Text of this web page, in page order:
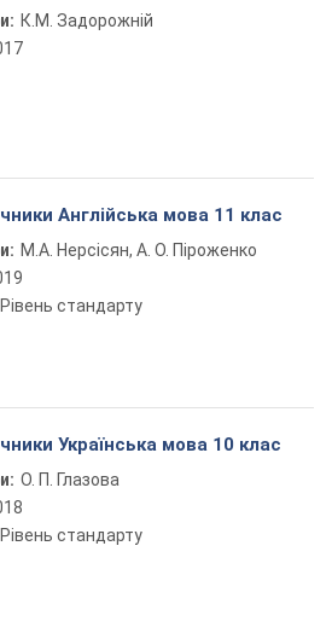
К.М. Задорожній
Англійська мова 11 клас
М.А. Нерсісян, А. О. Піроженко
Рівень стандарту
Українська мова 10 клас
О. П. Глазова
Рівень стандарту